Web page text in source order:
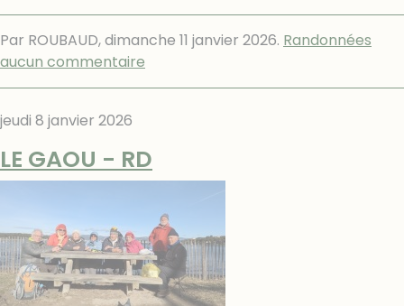
Par ROUBAUD,dimanche 11 janvier 2026. Randonnées
aucun commentaire
jeudi 8 janvier 2026
LE GAOU - RD